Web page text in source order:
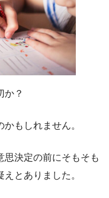
か？
もしれません。
思決定の前にそもそも
とありました。